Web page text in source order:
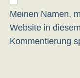
Kommentieren
ein
ein
(optional)
Meinen Namen,
Website in
Kommentierung